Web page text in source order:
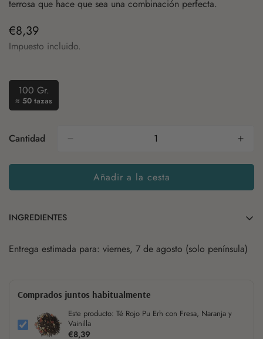
terrosa que hace que sea una combinación perfecta.
Precio
regular
€8,39
Impuesto incluido.
100 Gr.
≈ 50 tazas
Variante
Agotada
No
Cantidad
Añadir a la cesta
INGREDIENTES
Pu erh
Trozos de fresa
Entrega estimada para: viernes, 7 de agosto (solo península)
Comprados juntos habitualmente
Este producto: Té Rojo Pu Erh con Fresa, Naranja y
Vainilla
€8,39